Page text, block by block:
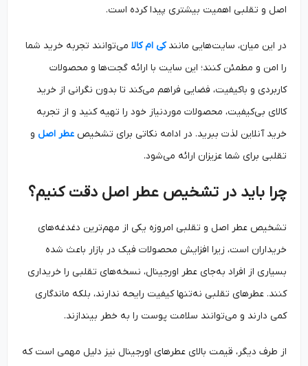
اصل و تقلبی اهمیت بیشتری پیدا کرده است.
در این میان، سایت‌هایی مانندکی ام کالامی‌توانند تجربه خرید شما
را امن و مطمئن کنند؛ این سایت با ارائه گجت‌ها و محصولات
کاربردی و باکیفیت، فضایی فراهم می‌کند تا بدون نگرانی از خرید
کالای بی‌کیفیت، محصولات موردنیاز خود را تهیه کنید و از تجربه
خرید آنلاین لذت ببرید. در ادامه نکاتی برای تشخیصعطر اصل و
تقلبی برای شما عزیزان ارائه می‌شود.
چرا باید در تشخیص عطر اصل دقت کنیم؟
تشخیص عطر اصل و تقلبی امروزه یکی از مهم‌ترین دغدغه‌های
خریداران است، زیرا افزایش محصولات فیک در بازار باعث شده
بسیاری از افراد به‌جای عطر اورجینال، نسخه‌های تقلبی را خریداری
کنند. عطرهای تقلبی نه‌تنها کیفیت رایحه ندارند، بلکه ماندگاری
کمی دارند و می‌توانند سلامت پوست را به خطر بیندازند.
از طرف دیگر، قیمت بالای عطرهای اورجینال نیز دلیل مهمی است که